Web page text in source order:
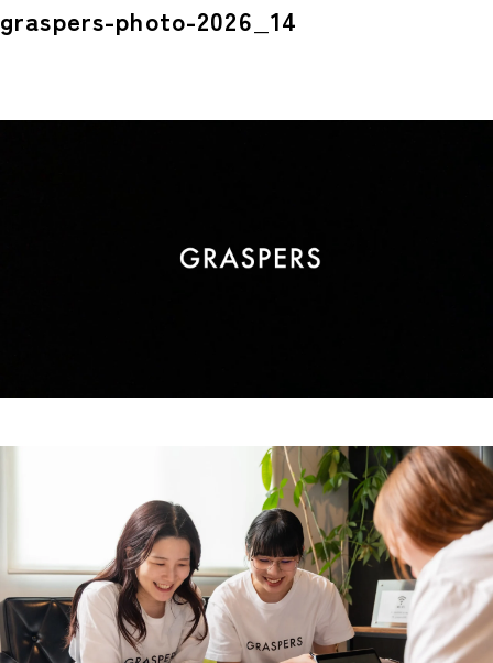
graspers-photo-2026_14